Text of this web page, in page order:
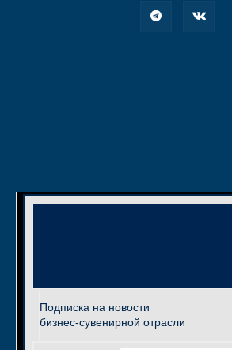
Подписка на новости
бизнес-сувенирной отрасли